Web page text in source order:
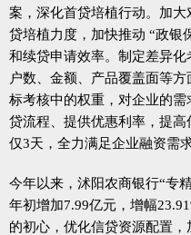
案，深化首贷培植行动。加
贷培植力度，加快推动 “政银
和续贷申请效率。制定差异
户数、金额、产品覆盖面等
标考核中的权重，对企业的
贷流程、提供优惠利率，提
仅3天，全力满足企业融资需求
今年以来，沭阳农商银行“专
年初增加7.99亿元，增幅
的初心，优化信贷资源配置